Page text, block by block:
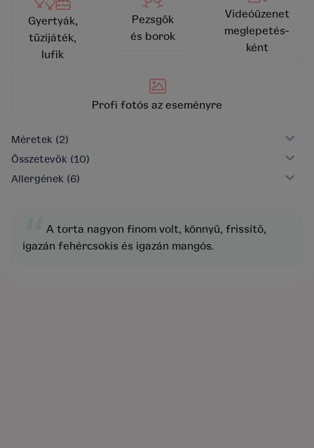
Gyertyák,
tűzijáték,
lufik
Pezsgők
és borok
Videóüzenet
meglepetés-
ként
Profi fotós az eseményre
Méretek (2)
Összetevők (10)
Allergének (6)
“A torta nagyon finom volt, könnyű, frissítő,
igazán fehércsokis és igazán mangós.